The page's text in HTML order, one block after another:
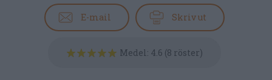
E-mail Skriv ut
Medel: 4.6 (8 röster)